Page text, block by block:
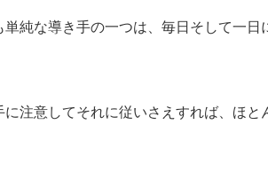
単純な導き手の一つは、毎日そして一
に注意してそれに従いさえすれば、ほ